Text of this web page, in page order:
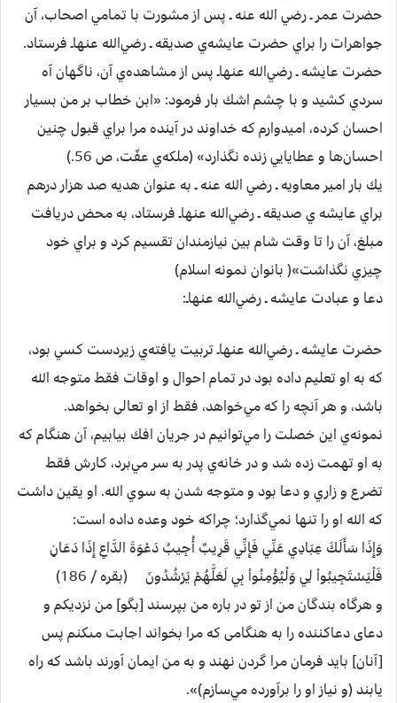
حضرت‌ عمر ـ رضي الله عنه ـ پس‌ از مشورت‌ با تمامي‌ اصحاب‌، آن‌
جواهرات‌ را براي‌ حضرت‌ عايشه‌ي‌ صديقه‌ ـ رضي‌الله عنهاـ فرستاد.
حضرت‌ عايشه ـ رضي‌الله عنهاـ پس‌ از مشاهده‌ي‌ آن‌، ناگهان‌ آه‌
سردي‌ كشيد و با چشم‌ اشك‌ بار فرمود: «ابن‌ خطاب‌ بر من‌ بسيار
احسان‌ كرده‌، اميدوارم‌ كه‌ خداوند در آينده‌ مرا براي‌ قبول‌ چنين‌
احسان‌ها و عطايايي‌ زنده‌ نگذارد» (ملكه‌ي‌ عفّت‌، ص‌ 56.)
يك‌ بار امير معاويه‌ ـ رضي الله عنه ـ به‌ عنوان‌ هديه‌ صد هزار درهم‌
براي‌ عايشه ‌ي‌ صديقه‌ ـ رضي‌الله عنهاـ فرستاد، به‌ محض‌ دريافت‌
مبلغ‌، آن‌ را تا وقت‌ شام‌ بين‌ نيازمندان‌ تقسيم‌ كرد و براي‌ خود
چيزي‌ نگذاشت‌»( بانوان‌ نمونه‌ اسلام‌)
دعا و عبادت‌ عايشه ـ رضي‌الله عنهاـ:
حضرت‌ عايشه ـ رضي‌الله عنهاـ تربيت‌ يافته‌ي‌ زيردست‌ كسي‌ بود،
كه‌ به‌ او تعليم‌ داده‌ بود در تمام‌ احوال‌ و اوقات‌ فقط‌ متوجه‌ الله
باشد، و هر آنچه‌ را كه‌ مي‌خواهد، فقط‌ از او تعالی‌ بخواهد.
نمونه‌ي‌ اين‌ خصلت‌ را مي‌توانيم‌ در جريان‌ افك‌ بيابيم‌، آن‌ هنگام‌ كه‌
به‌ او تهمت‌ زده‌ شد و در خانه‌ي‌ پدر به‌ سر مي‌برد، كارش‌ فقط‌
تضرع‌ و زاري‌ و دعا بود و متوجه‌ شدن‌ به‌ سوي‌ الله. او يقين‌ داشت‌
كه‌ الله او را تنها نمي‌گذارد؛ چراكه‌ خود وعده‌ داده‌ است‌:
وَإِذَا سَأَلَكَ عِبَادِي عَنِّي فَإِنِّي قَرِيبٌ أُجِيبُ دَعْوَةَ الدَّاعِ إِذَا دَعَانِ
فَلْيَسْتَجِيبُواْ لِي وَلْيُؤْمِنُواْ بِي لَعَلَّهُمْ يَرْشُدُونَ (بقره / 186)
و هرگاه بندگان من از تو در باره من بپرسند [بگو] من نزديكم و
دعاى دعاكننده را به هنگامى كه مرا بخواند اجابت مى‏كنم پس
[آنان] بايد فرمان مرا گردن نهند و به من ايمان آورند باشد كه راه
يابند (و نياز او را برآورده‌ مي‌سازم‌)».